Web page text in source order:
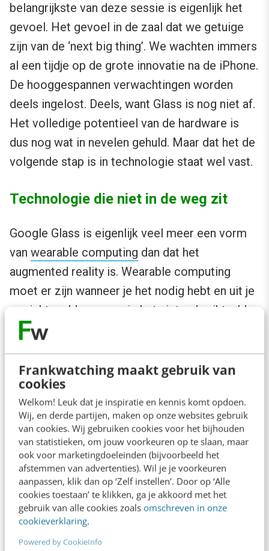
Frankwatching maakt gebruik van
cookies
Welkom! Leuk dat je inspiratie en kennis komt opdoen.
Wij, en derde partijen, maken op onze websites gebruik
van cookies. Wij gebruiken cookies voor het bijhouden
van statistieken, om jouw voorkeuren op te slaan, maar
ook voor marketingdoeleinden (bijvoorbeeld het
afstemmen van advertenties). Wil je je voorkeuren
aanpassen, klik dan op ‘Zelf instellen’. Door op ‘Alle
cookies toestaan’ te klikken, ga je akkoord met het
gebruik van alle cookies zoals omschreven in onze
cookieverklaring.
Powered by CookieInfo
belangrijkste van deze sessie is eigenlijk het
gevoel. Het gevoel in de zaal dat we getuige
zijn van de ‘next big thing’. We wachten immers
al een tijdje op de grote innovatie na de iPhone.
De hooggespannen verwachtingen worden
deels ingelost. Deels, want Glass is nog niet af.
Het volledige potentieel van de hardware is
dus nog wat in nevelen gehuld. Maar dat het de
volgende stap is in technologie staat wel vast.
Technologie die niet in de weg zit
Google Glass is eigenlijk veel meer een vorm
van wearable computing dan dat het
augmented reality is. Wearable computing
moet er zijn wanneer je het nodig hebt en uit je
gezichtsveld wanneer je het niet gebruikt, aldus
Jordan. Daarom ook zit het glazen schermpje
moet een beetje omhoog kijken. Het is dus niet
zoals alle smartphoneschermpjes die tijdens
een concert omhoog gehouden worden waarbij
mensen een concert via hun telefoonscherm
beleven. Glass zit niet in je gezichtsveld en zit
niet in de weg.